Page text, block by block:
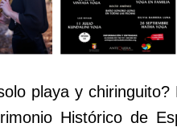
playa y chiringuito?
Histórico de